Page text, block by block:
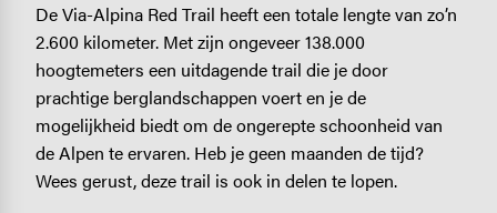
De Via-Alpina Red Trail heeft een totale lengte van zo’n
2.600 kilometer. Met zijn ongeveer 138.000
hoogtemeters een uitdagende trail die je door
prachtige berglandschappen voert en je de
mogelijkheid biedt om de ongerepte schoonheid van
de Alpen te ervaren. Heb je geen maanden de tijd?
Wees gerust, deze trail is ook in delen te lopen.